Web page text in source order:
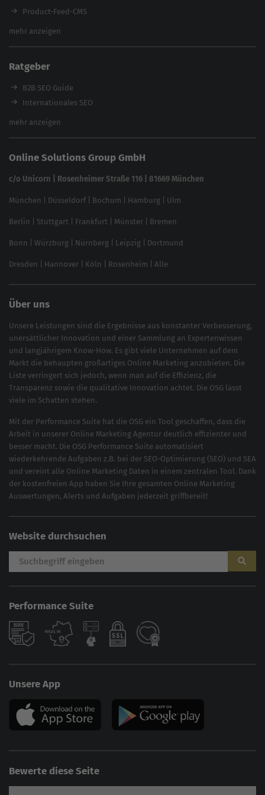
Product-Feed-CMS
Website Analyse
Backlink-Check
Ladezeiten-Check
Brand Protection Tool
Website SEO Check
feed2content.ai
mehr anzeigen
Ratgeber
B2B SEO Guide
Internationales SEO
eCommerce SEO
In ChatGPT gefunden werden
Linkbuilding 2025
Local SEO
SEO für Online Shops
Brand Monitoring 2025
mehr anzeigen
Online Solutions Group GmbH
c/o Unicorn | Rosenheimer Straße 116 | 81669 München
München Düsseldorf| Bochum Hamburg Ulm
Berlin Stuttgart Frankfurt Münster Bremen
Bonn Würzburg Nürnberg Leipzig Dortmund
Dresden Hannover Köln Rosenheim Alle
Über uns
Unsere Leistungen sind die Ergebnisse aus konstanter Verbesserung,
unersättlicher Innovation und einer Sammlung an Expertenwissen
und langjährigem Know-How. Es gibt viele Unternehmen auf dem
Markt die behaupten großartiges Online Marketing anzubieten. Die
Liste verringert sich jedoch, wenn man auf die Effizienz, die
Transparenz sowie die qualitative Innovation achtet. Die OSG lässt
viele im Schatten stehen.
Mit der Performance Suite hat die OSG ein Tool geschaffen, dass die
Arbeit in unserer Online Marketing Agentur deutlich effizienter und
besser macht. Die OSG Performance Suite automatisiert
wiederkehrende Aufgaben z.B. bei der SEO-Optimierung (SEO) und SEA
und vereint alle Online Marketing Daten in einem zentralen Tool. Dank
der kostenfreien App haben Sie Ihre gesamten Online Marketing
Auswertungen, Alerts und Aufgaben jederzeit griffbereit!
Website durchsuchen
Performance Suite
Unsere App
Bewerte diese Seite